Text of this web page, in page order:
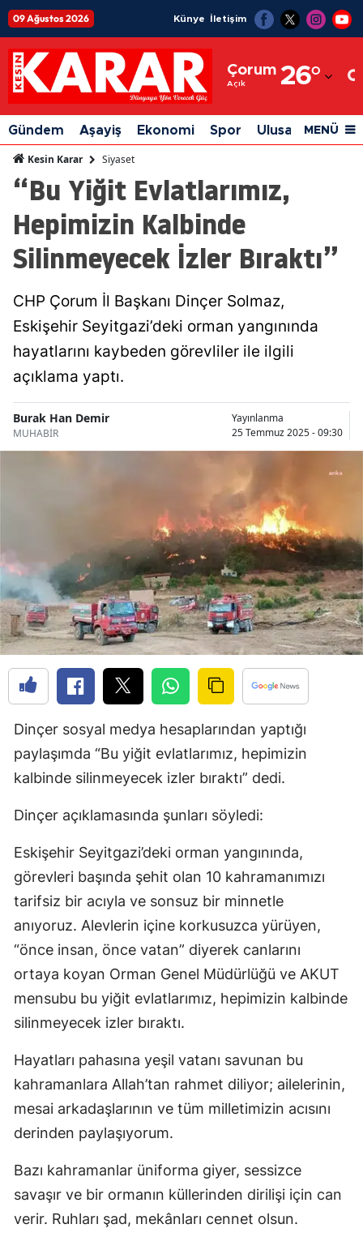
09 Ağustos 2026 Künye İletişim
Çorum
Açık 26°
Adıyaman
Afyonkarahisar
Ağrı
Amasya
Antalya
Balıkesir
Bingöl
Bitlis
Bolu
Burdur
Bursa
Çanakkale
Çankırı
Çorum
Denizli
Edirne
Elazığ
Erzincan
Erzurum
Eskişehir
Gaziantep
Giresun
Gümüşhane
Isparta
Mersin
İzmir
Kars
Gündem Aşayiş Ekonomi Spor Ulusal Siyaset
MENÜ
Kesin Karar Siyaset
“Bu Yiğit Evlatlarımız,
Hepimizin Kalbinde
Silinmeyecek İzler Bıraktı”
CHP Çorum İl Başkanı Dinçer Solmaz,
Eskişehir Seyitgazi’deki orman yangınında
hayatlarını kaybeden görevliler ile ilgili
açıklama yaptı.
Burak Han Demir
MUHABİR
Yayınlanma
25 Temmuz 2025 - 09:30
Dinçer sosyal medya hesaplarından yaptığı
paylaşımda “Bu yiğit evlatlarımız, hepimizin
kalbinde silinmeyecek izler bıraktı” dedi.
Dinçer açıklamasında şunları söyledi:
Eskişehir Seyitgazi’deki orman yangınında,
görevleri başında şehit olan 10 kahramanımızı
tarifsiz bir acıyla ve sonsuz bir minnetle
anıyoruz. Alevlerin içine korkusuzca yürüyen,
“önce insan, önce vatan” diyerek canlarını
ortaya koyan Orman Genel Müdürlüğü ve AKUT
mensubu bu yiğit evlatlarımız, hepimizin kalbinde
silinmeyecek izler bıraktı.
Hayatları pahasına yeşil vatanı savunan bu
kahramanlara Allah’tan rahmet diliyor; ailelerinin,
mesai arkadaşlarının ve tüm milletimizin acısını
derinden paylaşıyorum.
Bazı kahramanlar üniforma giyer, sessizce
savaşır ve bir ormanın küllerinden dirilişi için can
verir. Ruhları şad, mekânları cennet olsun.